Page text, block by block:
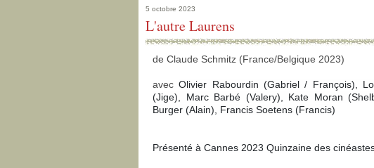
5 octobre 2023
L'autre Laurens
de Claude Schmitz (France/Belgique 2023)
avecOlivier Rabourdin (Gabriel / François),
(Jige), Marc Barbé (Valery), Kate Moran
Burger (Alain), Francis Soetens (Francis)
Présenté à Cannes 2023 Quinzaine des